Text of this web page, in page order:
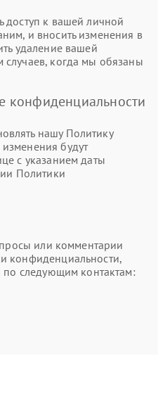
доступ к вашей личной
и вносить изменения в
удаление вашей
когда мы обязаны
конфиденциальности
нашу Политику
будут
с указанием даты
Политики
или комментарии
конфиденциальности,
по следующим контактам: